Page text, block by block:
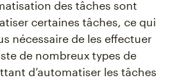
des tâches sont
certaines tâches, ce qui
nécessaire de les effectuer
de nombreux types de
d’automatiser les tâches